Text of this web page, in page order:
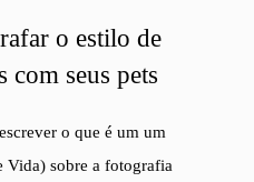
o estilo de
com seus pets
o que é um um
sobre a fotografia